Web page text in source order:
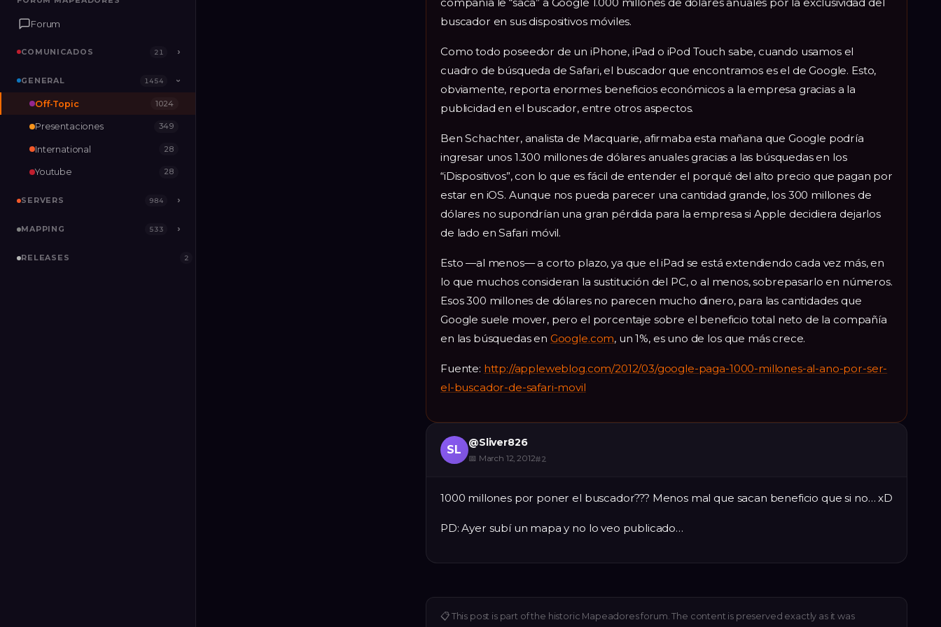
Forum
COMUNICADOS 21 ›
GENERAL 1454 ›
SERVERS
RELEASES
Forum
COMUNICADOS 21 ›
GENERAL 1454 ›
Off-Topic 1024
Presentaciones 349
International 28
Youtube 28
SERVERS 984 ›
MAPPING 533 ›
RELEASES 2
buscador en sus dispositivos móviles.
Como todo poseedor de un iPhone, iPad o iPod Touch sabe, cuando usamos el
cuadro de búsqueda de Safari, el buscador que encontramos es el de Google. Esto,
obviamente, reporta enormes beneficios económicos a la empresa gracias a la
publicidad en el buscador, entre otros aspectos.
Ben Schachter, analista de Macquarie, afirmaba esta mañana que Google podría
ingresar unos 1.300 millones de dólares anuales gracias a las búsquedas en los
“iDispositivos”, con lo que es fácil de entender el porqué del alto precio que pagan por
estar en iOS. Aunque nos pueda parecer una cantidad grande, los 300 millones de
dólares no supondrían una gran pérdida para la empresa si Apple decidiera dejarlos
de lado en Safari móvil.
Esto —al menos— a corto plazo, ya que el iPad se está extendiendo cada vez más, en
lo que muchos consideran la sustitución del PC, o al menos, sobrepasarlo en números.
Esos 300 millones de dólares no parecen mucho dinero, para las cantidades que
Google suele mover, pero el porcentaje sobre el beneficio total neto de la compañía
en las búsquedas en Google.com, un 1%, es uno de los que más crece.
Fuente: http://appleweblog.com/2012/03/google-paga-1000-millones-al-ano-por-ser-
el-buscador-de-safari-movil
SL
@Sliver826
📅 March 12, 2012#2
1000 millones por poner el buscador??? Menos mal que sacan beneficio que si no… xD
PD: Ayer subí un mapa y no lo veo publicado…
📋 This post is part of the historic Mapeadores forum. The content is preserved exactly as it was